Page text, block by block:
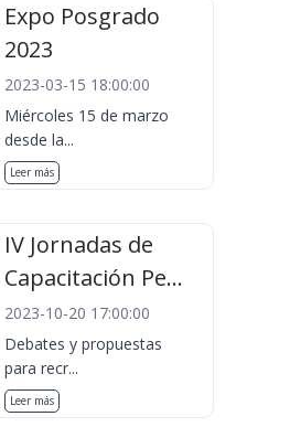
Expo Posgrado
2023
2023-03-15 18:00:00
Miércoles 15 de marzo
desde la...
Leer más
IV Jornadas de
Capacitación Pe...
2023-10-20 17:00:00
Debates y propuestas
para recr...
Leer más